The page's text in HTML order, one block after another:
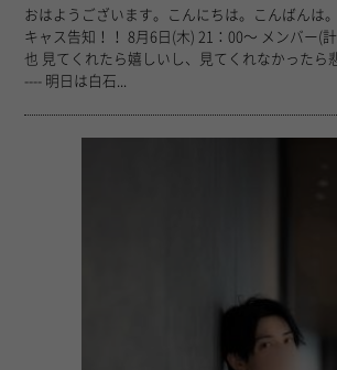
おはようございます。こんにちは。こんばんは。 堂本 蘭です。 ツイ
キャス告知！！ 8月6日(木) 21：00〜 メンバー(計2名) 堂本 蘭 白石 純
也 見てくれたら嬉しいし、見てくれなかったら悲しいです。 -----------
---- 明日は白石...